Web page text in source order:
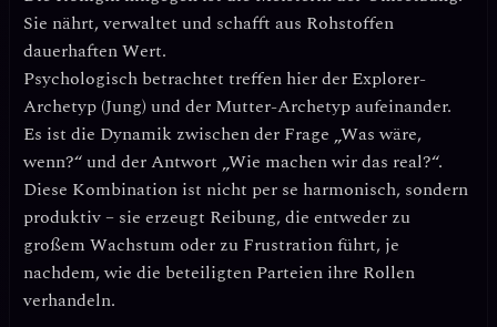
Sie nährt, verwaltet und schafft aus Rohstoffen
dauerhaften Wert.
Psychologisch betrachtet treffen hier der Explorer-
Archetyp (Jung) und der Mutter-Archetypaufeinander.
Es ist die Dynamik zwischen der Frage „Was wäre,
wenn?“ und der Antwort „Wie machen wir das real?“.
Diese Kombination ist nicht per se harmonisch, sondern
produktiv – sie erzeugt Reibung, die entweder zu
großem Wachstum oder zu Frustration führt, je
nachdem, wie die beteiligten Parteien ihre Rollen
verhandeln.